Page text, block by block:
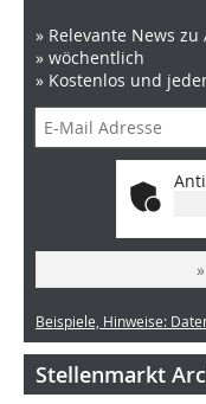
» Relevante News
» wöchentlich
» Kostenlos und
Beispiele, Hinweise:
Stellenmarkt